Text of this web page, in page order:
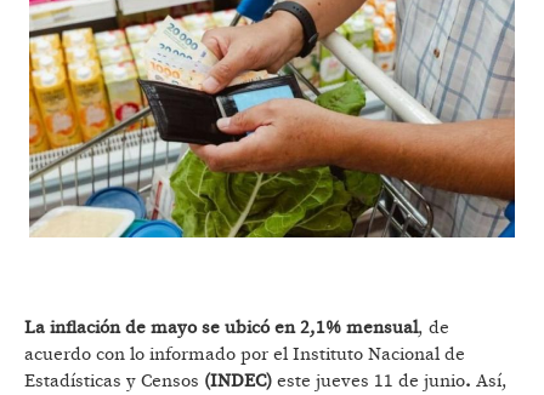
La inflación de mayo se ubicó en 2,1% mensual, de
acuerdo con lo informado por el Instituto Nacional de
Estadísticas y Censos (INDEC) este jueves 11 de junio. Así,